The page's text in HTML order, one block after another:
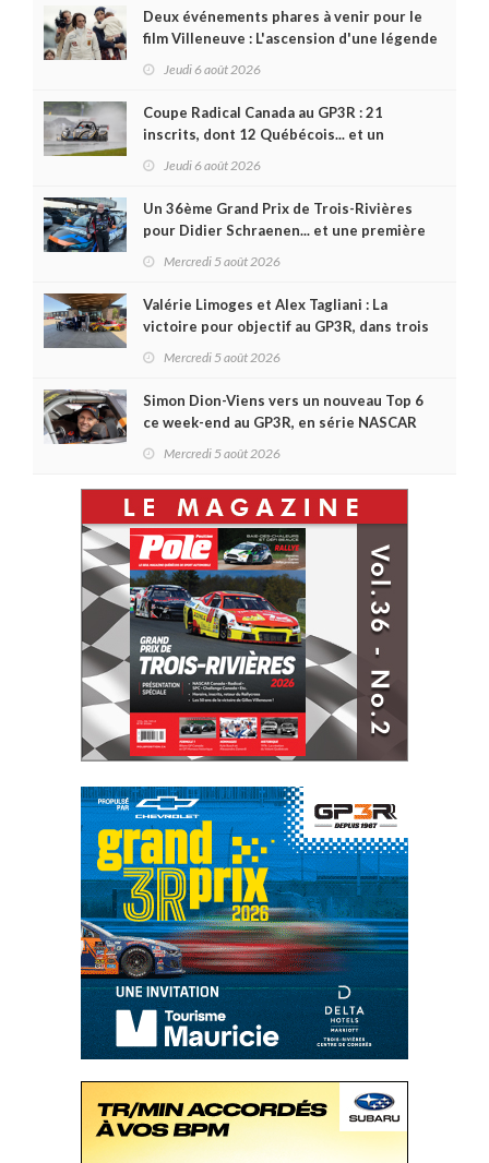
Deux événements phares à venir pour le
film Villeneuve : L'ascension d'une légende
Jeudi 6 août 2026
Coupe Radical Canada au GP3R : 21
inscrits, dont 12 Québécois... et un
Jeudi 6 août 2026
Un 36ème Grand Prix de Trois-Rivières
pour Didier Schraenen... et une première
Mercredi 5 août 2026
Valérie Limoges et Alex Tagliani : La
victoire pour objectif au GP3R, dans trois
Mercredi 5 août 2026
Simon Dion-Viens vers un nouveau Top 6
ce week-end au GP3R, en série NASCAR
Mercredi 5 août 2026